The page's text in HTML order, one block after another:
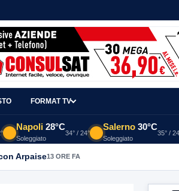
FORMAT TV
Napoli 28°C
Soleggiato
34° / 24°
Salerno 30°C
Soleggiato
35° /
Arpaise13 ORE FA